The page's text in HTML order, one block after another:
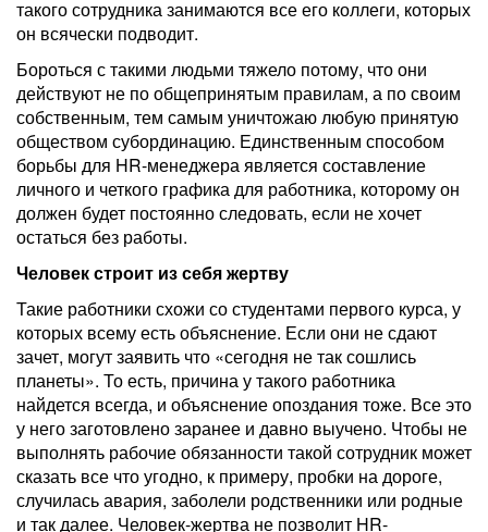
такого сотрудника занимаются все его коллеги, которых
он всячески подводит.
Бороться с такими людьми тяжело потому, что они
действуют не по общепринятым правилам, а по своим
собственным, тем самым уничтожаю любую принятую
обществом субординацию. Единственным способом
борьбы для HR-менеджера является составление
личного и четкого графика для работника, которому он
должен будет постоянно следовать, если не хочет
остаться без работы.
Человек строит из себя жертву
Такие работники схожи со студентами первого курса, у
которых всему есть объяснение. Если они не сдают
зачет, могут заявить что «сегодня не так сошлись
планеты». То есть, причина у такого работника
найдется всегда, и объяснение опоздания тоже. Все это
у него заготовлено заранее и давно выучено. Чтобы не
выполнять рабочие обязанности такой сотрудник может
сказать все что угодно, к примеру, пробки на дороге,
случилась авария, заболели родственники или родные
и так далее. Человек-жертва не позволит HR-